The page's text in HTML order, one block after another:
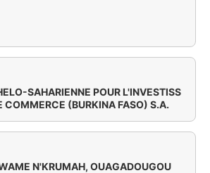
SAHARIENNE POUR L'INVESTISS
COMMERCE (BURKINA FASO) S.A.
N'KRUMAH, OUAGADOUGOU